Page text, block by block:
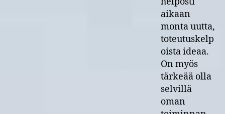
aikaan
monta uutta,
toteutuskelp
oista ideaa.
On myös
tärkeää olla
selvillä
oman